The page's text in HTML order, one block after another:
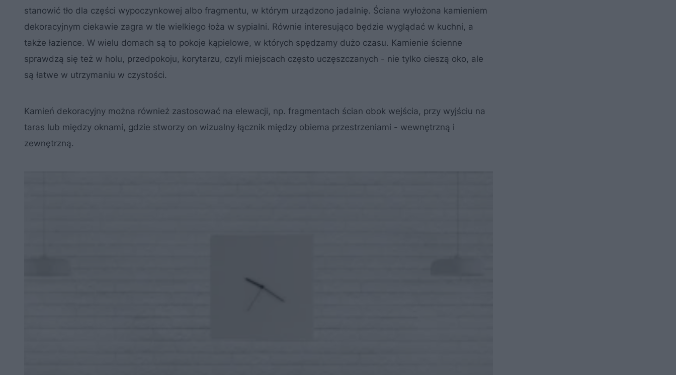
stanowić tło dla części wypoczynkowej albo fragmentu, w którym urządzono jadalnię. Ściana wyłożona kamieniem
dekoracyjnym ciekawie zagra w tle wielkiego łoża w sypialni. Równie interesująco będzie wyglądać w kuchni, a
także łazience. W wielu domach są to pokoje kąpielowe, w których spędzamy dużo czasu. Kamienie ścienne
sprawdzą się też w holu, przedpokoju, korytarzu, czyli miejscach często uczęszczanych - nie tylko cieszą oko, ale
są łatwe w utrzymaniu w czystości.
Kamień dekoracyjny można również zastosować na elewacji, np. fragmentach ścian obok wejścia, przy wyjściu na
taras lub między oknami, gdzie stworzy on wizualny łącznik między obiema przestrzeniami - wewnętrzną i
zewnętrzną.